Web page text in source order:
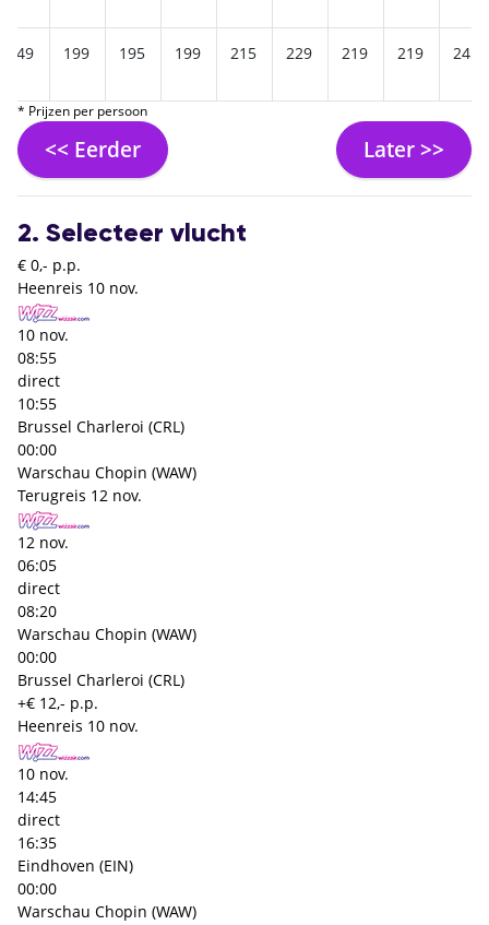
249 199 195 199 215 229 219 219 245
* Prijzen per persoon
<< Eerder Later >>
2. Selecteer vlucht
€ 0,- p.p.
Heenreis 10 nov.
10 nov.
08:55
direct
10:55
Brussel Charleroi (CRL)
00:00
Warschau Chopin (WAW)
Terugreis 12 nov.
12 nov.
06:05
direct
08:20
Warschau Chopin (WAW)
00:00
Brussel Charleroi (CRL)
+€ 12,- p.p.
Heenreis 10 nov.
10 nov.
14:45
direct
16:35
Eindhoven (EIN)
00:00
Warschau Chopin (WAW)